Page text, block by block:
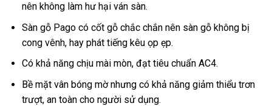
nên không làm hư hại ván sàn.
Sàn gỗ Pago có cốt gỗ chắc chắn nên sàn gỗ không bị
cong vênh, hay phát tiếng kêu ọp ẹp.
Có khả năng chịu mài mòn, đạt tiêu chuẩn AC4.
Bề mặt vân bóng mờ nhưng có khả năng giảm thiểu trơn
trượt, an toàn cho người sử dụng.